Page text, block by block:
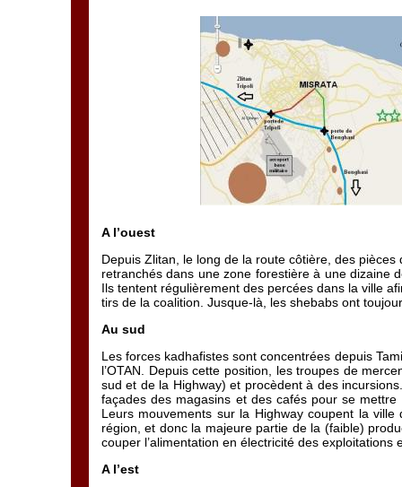
A l’ouest
Depuis Zlitan, le long de la route côtière, des
retranchés dans une zone forestière à une dizaine
Ils tentent régulièrement des percées dans la ville
tirs de la coalition. Jusque-là, les shebabs ont
Au sud
Les forces kadhafistes sont concentrées depuis
l’OTAN. Depuis cette position, les troupes de
sud et de la Highway) et procèdent à des
façades des magasins et des cafés pour se
Leurs mouvements sur la Highway coupent la
région, et donc la majeure partie de la (faible)
couper l’alimentation en électricité des
A l’est